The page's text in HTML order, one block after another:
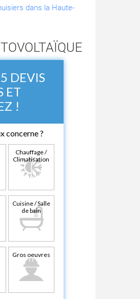
dans la Haute-
DEVIS
ET
!
concerne ?
Chauffage /
Climatisation
Cuisine / Salle
de bain
Gros oeuvres